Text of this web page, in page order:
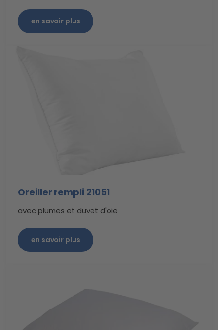
en savoir plus
Oreiller rempli 21051
avec plumes et duvet d'oie
en savoir plus